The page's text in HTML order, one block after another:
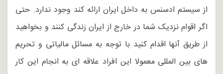
از سیستم ادسنس به داخل ایران ارائه کند وجود ندارد. حتی
اگر اقوام نزدیک شما در خارج از ایران زندگی کنند و بخواهید
از طریق آنها اقدام کنید با توجه به مسائل مالیاتی و تحریم
های بین المللی معمولا این افراد علاقه ای به انجام این کار